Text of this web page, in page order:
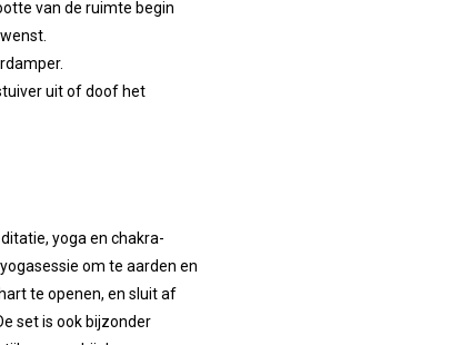
van de ruimte begin
uit of doof het
yoga en chakra-
om te aarden en
te openen, en sluit af
set is ook bijzonder